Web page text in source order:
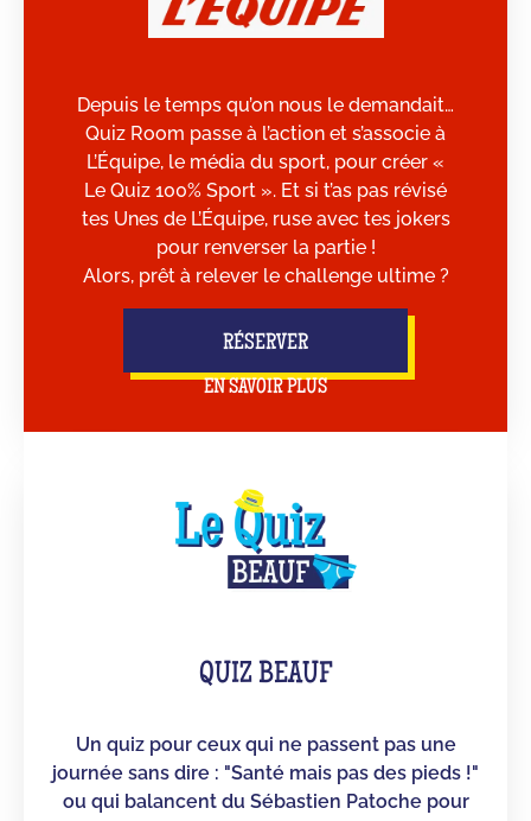
Depuis le temps qu’on nous le demandait…
Quiz Room passe à l’action et s’associe à
L’Équipe, le média du sport, pour créer «
Le Quiz 100% Sport ». Et si t’as pas révisé
tes Unes de L’Équipe, ruse avec tes jokers
pour renverser la partie !
Alors, prêt à relever le challenge ultime ?
RÉSERVER
EN SAVOIR PLUS
QUIZ BEAUF
Un quiz pour ceux qui ne passent pas une
journée sans dire : "Santé mais pas des pieds !"
ou qui balancent du Sébastien Patoche pour